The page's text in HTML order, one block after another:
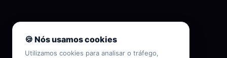
🍪 Nós usamos cookies
Utilizamos cookies para analisar o tráfego,